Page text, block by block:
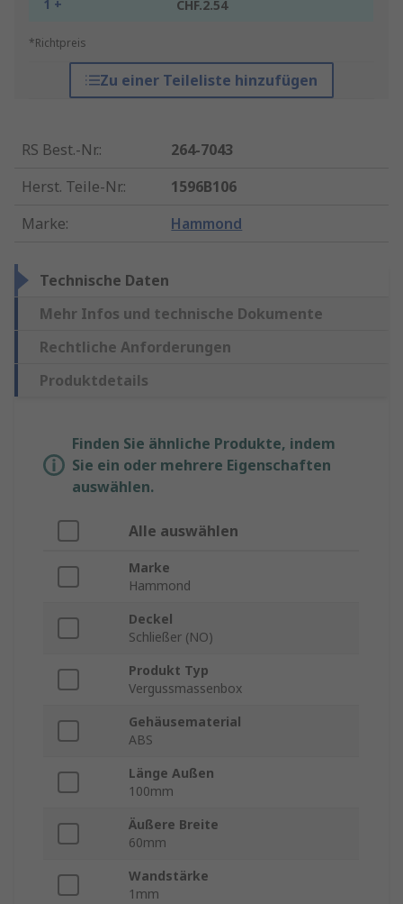
1 + CHF.2.54
*Richtpreis
Zu einer Teileliste hinzufügen
RS Best.-Nr.:
264-7043
Herst. Teile-Nr.:
1596B106
Marke: Hammond
Technische Daten
Mehr Infos und technische Dokumente
Rechtliche Anforderungen
Produktdetails
Finden Sie ähnliche Produkte, indem
Sie ein oder mehrere Eigenschaften
auswählen.
Alle auswählen
Marke
Hammond
Deckel
Schließer (NO)
Produkt Typ
Vergussmassenbox
Gehäusematerial
ABS
Länge Außen
100mm
Äußere Breite
60mm
Wandstärke
1mm